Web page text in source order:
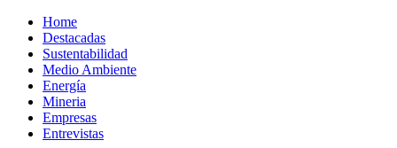
Menu
Home
Destacadas
Sustentabilidad
Medio Ambiente
Energía
Mineria
Empresas
Entrevistas